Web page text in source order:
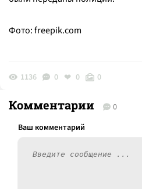
Фото:freepik.com
1136 0 0 0
Комментарии 0